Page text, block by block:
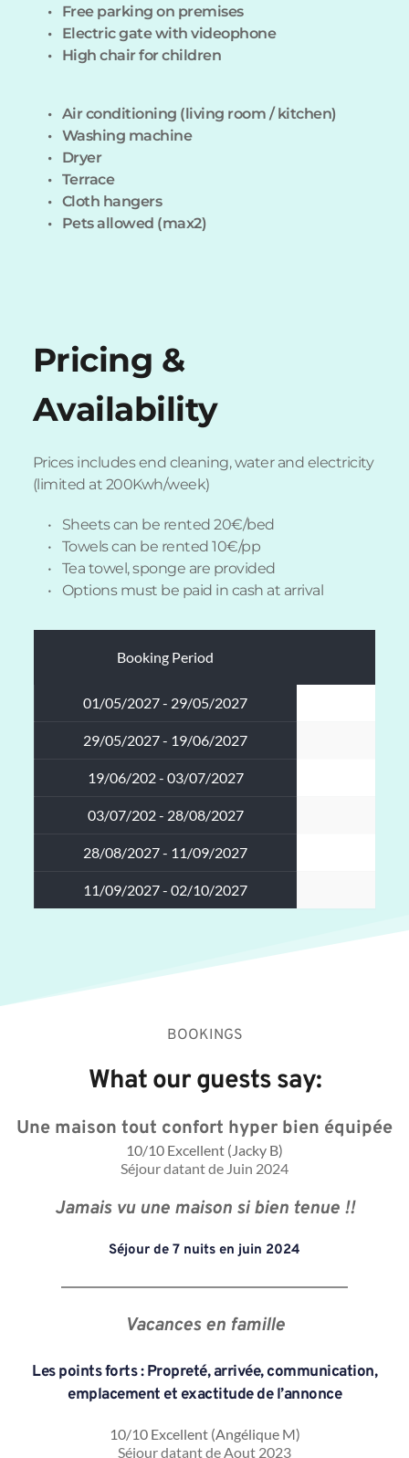
Free parking on premises
Electric gate with videophone
High chair for children
Air conditioning (living room / kitchen)
Washing machine
Dryer
Terrace
Cloth hangers
Pets allowed (max2)
Pricing &
Availability
Prices includes end cleaning, water and electricity
(limited at 200Kwh/week)
Sheets can be rented 20€/bed
Towels can be rented 10€/pp
Tea towel, sponge are provided
Options must be paid in cash at arrival
Booking Period
01/05/2027 - 29/05/2027
29/05/2027 - 19/06/2027
19/06/202 - 03/07/2027
03/07/202 - 28/08/2027
28/08/2027 - 11/09/2027
11/09/2027 - 02/10/2027
BOOKINGS
What our guests say:
Une maison tout confort hyper bien équipée
10/10 Excellent (Jacky B)
Séjour datant de Juin 2024
Jamais vu une maison si bien tenue !!
Séjour de 7 nuits en juin 2024
Vacances en famille
emplacement et exactitude de l’annonce
10/10 Excellent (Angélique M)
Séjour datant de Aout 2023